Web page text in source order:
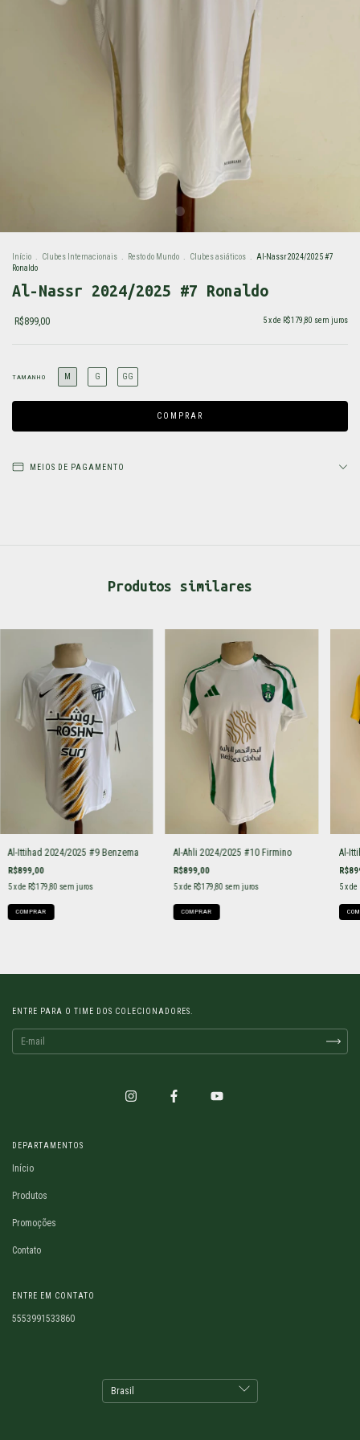
Início . Clubes Internacionais . Resto do Mundo . Clubes asiáticos . Al-Nassr 2024/2025 #7
Ronaldo
Al-Nassr 2024/2025 #7 Ronaldo
R$899,00 5x de R$179,80 sem juros
TAMANHO M G GG
MEIOS DE PAGAMENTO
Produtos similares
Al-Ittihad 2024/2025 #9 Benzema
R$899,00
5x de R$179,80 sem juros
COMPRAR
Al-Ahli 2024/2025 #10 Firmino
R$899,00
5x de R$179,80 sem juros
COMPRAR
Al-
5 x de
ENTRE PARA O TIME DOS COLECIONADORES.
DEPARTAMENTOS
Início
Produtos
Promoções
Contato
ENTRE EM CONTATO
5553991533860